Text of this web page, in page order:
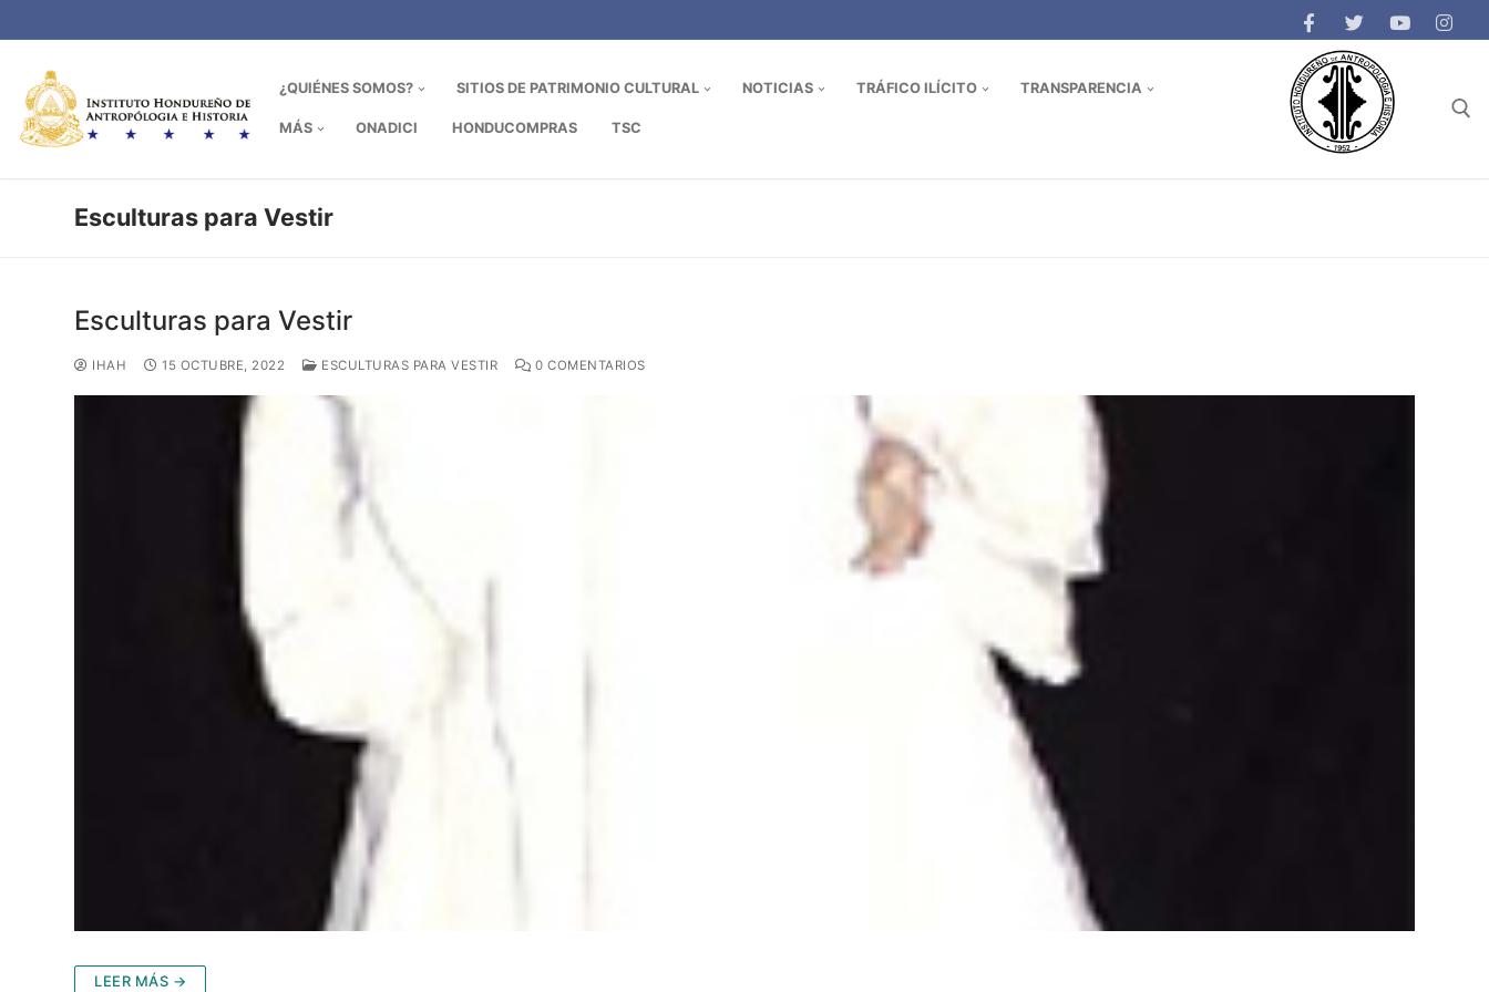
al
contenido
¿QUIÉNES SOMOS? SITIOS DE PATRIMONIO CULTURAL NOTICIAS TRÁFICO ILÍCITO TRANSPARENCIA
MÁS ONADICI HONDUCOMPRAS TSC
Esculturas para Vestir
Esculturas para Vestir
IHAH 15 OCTUBRE, 2022 ESCULTURAS PARA VESTIR 0 COMENTARIOS
LEER MÁS →